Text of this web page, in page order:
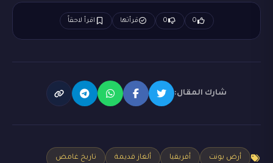
0
0 قرأتها اقرأ لاحقاً
شارك المقال:
أرض بونت أفريقيا ألغاز قديمة تاريخ غامض